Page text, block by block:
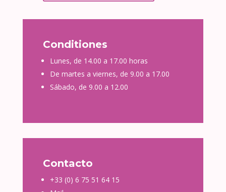
Conditiones
Lunes, de 14.00 a 17.00 horas
De martes a viernes, de 9.00 a 17.00
Sábado, de 9.00 a 12.00
Contacto
+33 (0) 6 75 51 64 15